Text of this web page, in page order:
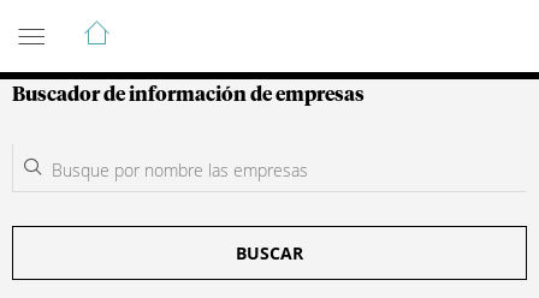
Guía de Empresas Colombianas
Buscador de información de empresas
BUSCAR